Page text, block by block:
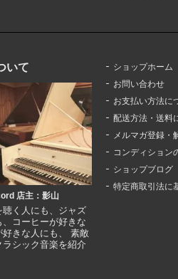
いて
店主：影山
く人にも、ジャズ
コーヒーが好きな
好きな人にも、 素敵
シック音楽を紹介
ショップホーム
お問い合わせ
お支払い方法に
配送方法・送料
メルマガ登録・
コンディション
ショップブログ
特定商取引法に